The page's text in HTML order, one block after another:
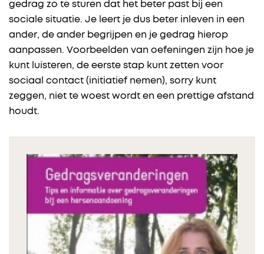
gedrag zo te sturen dat het beter past bij een
sociale situatie. Je leert je dus beter inleven in een
ander, de ander begrijpen en je gedrag hierop
aanpassen. Voorbeelden van oefeningen zijn hoe je
kunt luisteren, de eerste stap kunt zetten voor
sociaal contact (initiatief nemen), sorry kunt
zeggen, niet te woest wordt en een prettige afstand
houdt.